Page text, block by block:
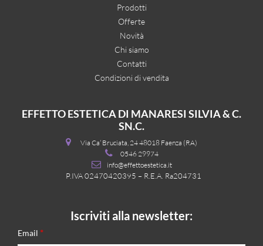
Prodotti
Offerte
Novità
Chi siamo
Contatti
Condizioni di vendita
EFFETTO ESTETICA DI MANARESI SILVIA & C.
SN.C.
Via Ca’ Bruciata, 24 48018 Faenza (RA)
0546 29974
info@effettoestetica.it
P.IVA 02470420395 – R.E.A. Ra204731
Iscriviti alla newsletter:
Email *